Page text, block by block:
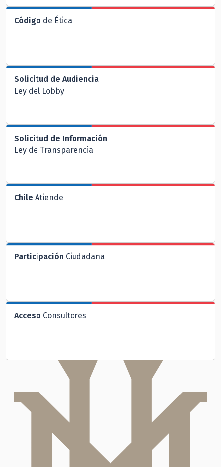
Código de Ética
Solicitud de Audiencia
Ley del Lobby
Solicitud de Información
Ley de Transparencia
Chile Atiende
Participación Ciudadana
Acceso Consultores